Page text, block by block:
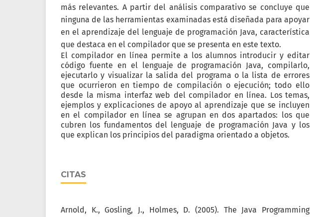
más relevantes. A partir del análisis comparativo se concluye que
ninguna de las herramientas examinadas está diseñada para apoyar
en el aprendizaje del lenguaje de programación Java, característica
que destaca en el compilador que se presenta en este texto.
El compilador en línea permite a los alumnos introducir y editar
código fuente en el lenguaje de programación Java, compilarlo,
ejecutarlo y visualizar la salida del programa o la lista de errores
que ocurrieron en tiempo de compilación o ejecución; todo ello
desde la misma interfaz web del compilador en línea. Los temas,
ejemplos y explicaciones de apoyo al aprendizaje que se incluyen
en el compilador en línea se agrupan en dos apartados: los que
cubren los fundamentos del lenguaje de programación Java y los
que explican los principios del paradigma orientado a objetos.
CITAS
Arnold, K., Gosling, J., Holmes, D. (2005). The Java Programming